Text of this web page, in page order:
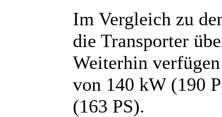
Im Vergleich zu
die Transporter
Weiterhin
von 140 kW (190
(163 PS).